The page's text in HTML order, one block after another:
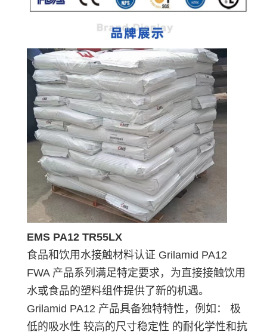
EMS PA12 TR55LX
食品和饮用水接触材料认证 Grilamid PA12
FWA 产品系列满足特定要求，为直接接触饮用
水或食品的塑料组件提供了新的机遇。
Grilamid PA12 产品具备独特特性，例如： 极
低的吸水性 较高的尺寸稳定性 的耐化学性和抗